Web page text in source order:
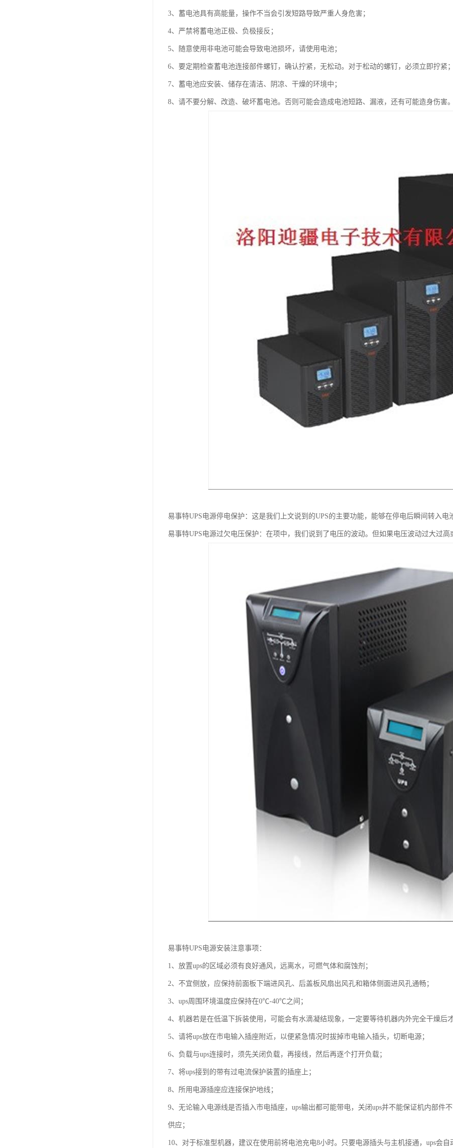
3、蓄电池具有高能量，操作不当会引发短路导致严重人身危害；
4、严禁将蓄电池正极、负极接反；
5、随意使用非电池可能会导致电池损坏，请使用电池；
6、要定期检查蓄电池连接部件螺钉，确认拧紧，无松动。对于松动的螺钉，必须立即拧紧
7、蓄电池应安装、储存在清洁、阴凉、干燥的环境中；
8、请不要分解、改造、破坏蓄电池。否则可能会造成电池短路、漏液，还有可能造身伤害
易事特UPS电源停电保护：这是我们上文说到的UPS的主要功能，能够在停电后瞬间转入
易事特UPS电源过欠电压保护：在项中，我们说到了电压的波动。但如果电压波动过大过
易事特UPS电源安装注意事项：
1、放置ups的区域必须有良好通风，远离水，可燃气体和腐蚀剂；
2、不宜侧放，应保持前面板下端进风孔、后盖板风扇出风孔和箱体侧面进风孔通畅；
3、ups周围环境温度应保持在0℃-40℃之间；
4、机器若是在低温下拆装使用，可能会有水滴凝结现象，一定要等待机器内外完全干燥后
5、请将ups放在市电输入插座附近，以便紧急情况时拔掉市电输入插头，切断电源；
6、负载与ups连接时，须先关闭负载，再接线，然后再逐个打开负载；
7、将ups接到的带有过电流保护装置的插座上；
8、所用电源插座应连接保护地线；
9、无论输入电源线是否插入市电插座，ups输出都可能带电，关闭ups并不能保证机内部件
供应；
10、对于标准型机器，建议在使用前将电池充电8小时。只要电源插头与主机接通，ups会